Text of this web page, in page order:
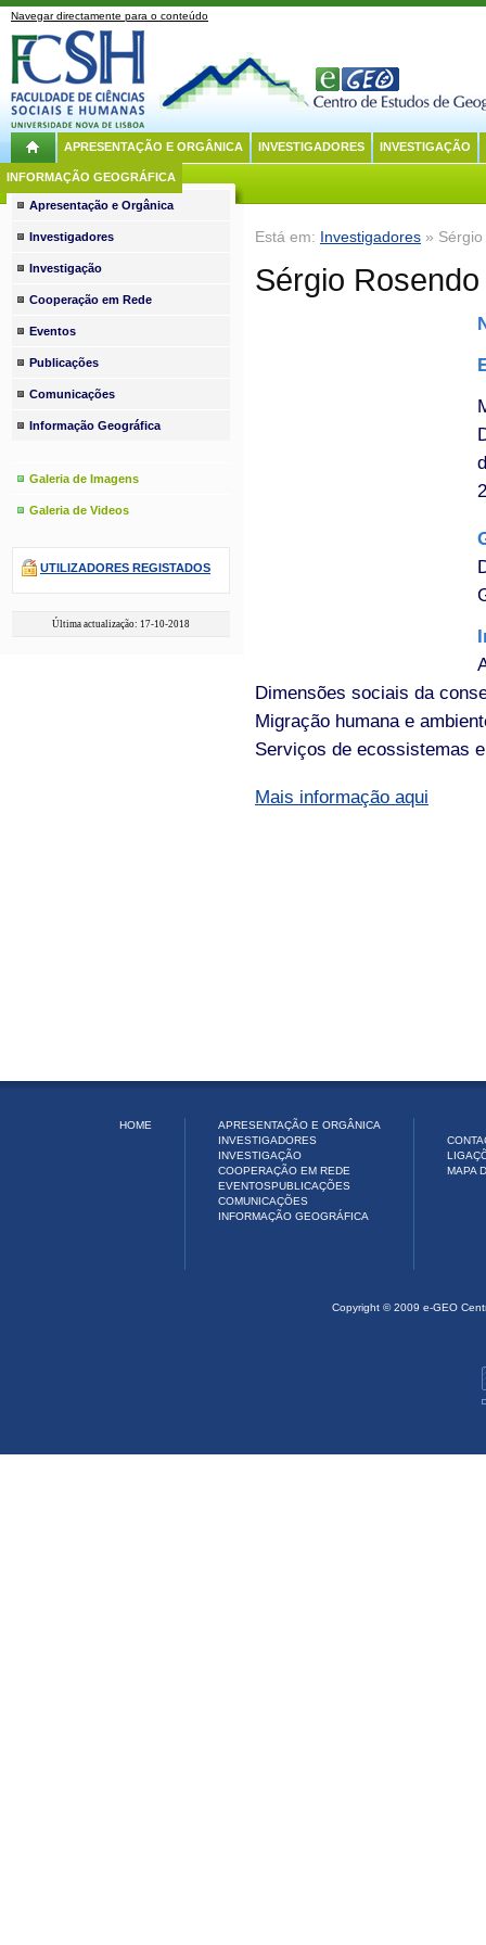
Navegar directamente para o conteúdo
APRESENTAÇÃO E ORGÂNICA INVESTIGADORES INVESTIGAÇÃO
INFORMAÇÃO GEOGRÁFICA
Está em: Investigadores »
Sérgio Rosendo
Dimensões sociais da
Migração humana e
Serviços de ecossistemas
Mais informação aqui
Apresentação e Orgânica
Investigadores
Investigação
Cooperação em Rede
Eventos
Publicações
Comunicações
Informação Geográfica
Galeria de Imagens
Galeria de Videos
UTILIZADORES REGISTADOS
Última actualização: 17-10-2018
HOME
APRESENTAÇÃO E ORGÂNICA
INVESTIGADORES
INVESTIGAÇÃO
COOPERAÇÃO EM REDE
EVENTOSPUBLICAÇÕES
COMUNICAÇÕES
INFORMAÇÃO GEOGRÁFICA
MAPA
Copyright © 2009 e-GEO